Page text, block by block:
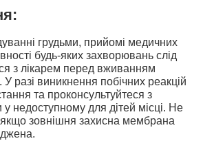
грудьми, прийомі медичних
будь-яких захворювань слід
з лікарем перед вживанням
разі виникнення побічних реакцій
та проконсультуйтеся з
у недоступному для дітей місці. Не
зовнішня захисна мембрана